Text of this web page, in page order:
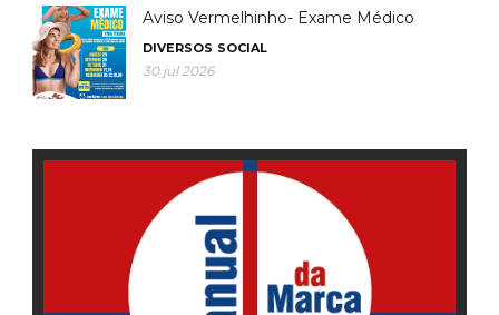
Aviso Vermelhinho- Exame Médico
DIVERSOS SOCIAL
30 jul 2026